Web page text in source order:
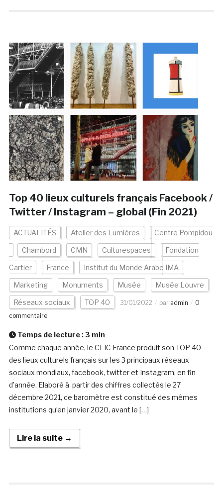
Top 40 lieux culturels français Facebook /
Twitter / Instagram – global (Fin 2021)
ACTUALITÉS Atelier des Lumières Centre Pompidou
Chambord CMN Culturespaces Fondation
Cartier France Institut du Monde Arabe IMA
Marketing Monuments Musée Musée Louvre
Réseaux sociaux TOP 40 31/01/2022 par admin
0
commentaire
Temps de lecture : 3 min
Comme chaque année, le CLIC France produit son TOP 40
des lieux culturels français sur les 3 principaux réseaux
sociaux mondiaux, facebook, twitter et Instagram, en fin
d’année. Elaboré à partir des chiffres collectés le 27
décembre 2021, ce baromètre est constitué des mêmes
institutions qu’en janvier 2020, avant le […]
Lire la suite →